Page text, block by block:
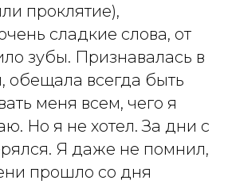
проклятие),
сладкие слова, от
зубы. Признавалась в
обещала всегда быть
меня всем, чего я
Но я не хотел. За дни с
Я даже не помнил,
прошло со дня